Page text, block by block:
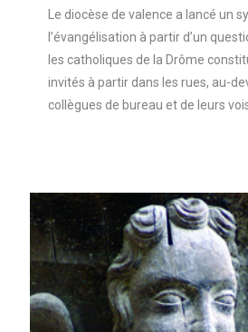
Le diocèse de valence a lancé un
l’évangélisation à partir d’un
les catholiques de la Drôme
invités à partir dans les rues, au-
collègues de bureau et de leurs